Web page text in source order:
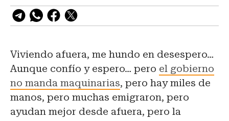
Viviendo afuera, me hundo en desespero…
Aunque confío y espero… pero el gobierno
no manda maquinarias, pero hay miles de
manos, pero muchas emigraron, pero
ayudan mejor desde afuera, pero la